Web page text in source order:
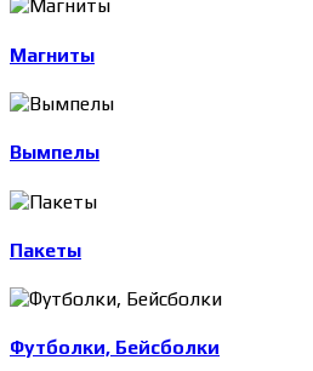
Магниты
Вымпелы
Пакеты
Футболки, Бейсболки